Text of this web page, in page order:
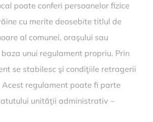
poate conferi persoanelor fizice
cu merite deosebite titlul de
al comunei, oraşului sau
unui regulament propriu. Prin
se stabilesc şi condiţiile retragerii
regulament poate fi parte
unităţii administrativ –